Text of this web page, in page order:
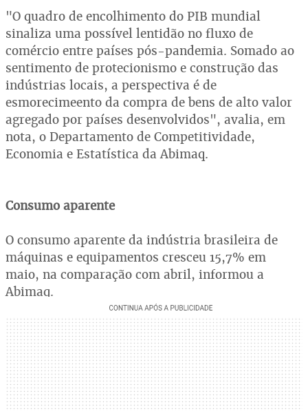
"O quadro de encolhimento do PIB mundial
sinaliza uma possível lentidão no fluxo de
comércio entre países pós-pandemia. Somado ao
sentimento de protecionismo e construção das
indústrias locais, a perspectiva é de
esmorecimeento da compra de bens de alto valor
agregado por países desenvolvidos", avalia, em
nota, o Departamento de Competitividade,
Economia e Estatística da Abimaq.
Consumo aparente
O consumo aparente da indústria brasileira de
máquinas e equipamentos cresceu 15,7% em
maio, na comparação com abril, informou a
Abimaq.